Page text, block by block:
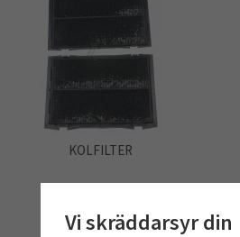
KOLFILTER
Info Köp
Vi skräddarsyr din